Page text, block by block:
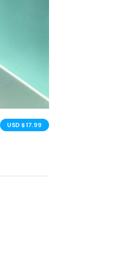
USD $17.99